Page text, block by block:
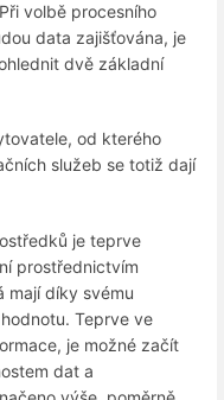
volbě procesního
data zajišťována, je
dvě základní
od kterého
služeb se totiž dají
je teprve
prostřednictvím
mají díky svému
Teprve ve
je možné začít
dat a